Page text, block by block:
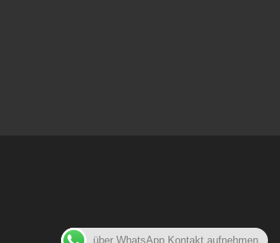
über WhatsApp Kontakt aufnehmen